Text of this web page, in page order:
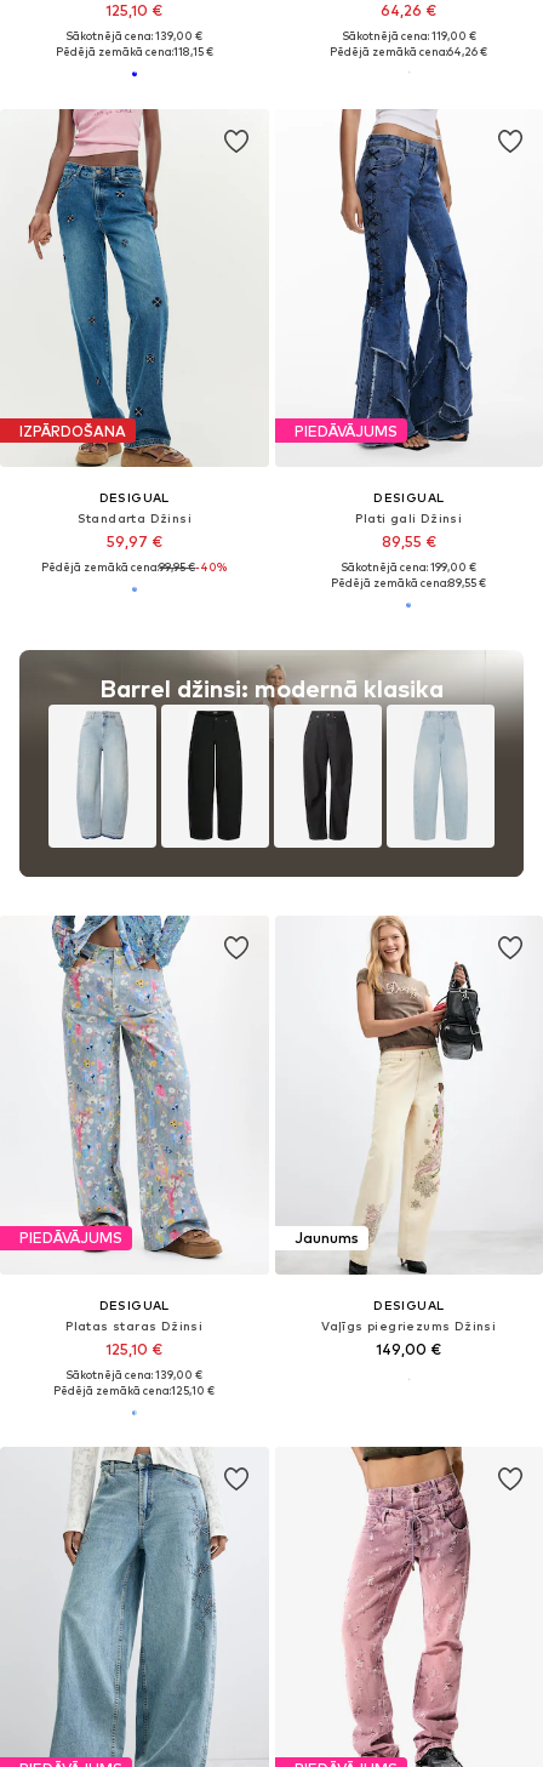
125,10 €
Sākotnējā cena: 139,00 €
Pēdējā zemākā cena:118,15 €
64,26 €
Sākotnējā cena: 119,00 €
Pēdējā zemākā cena:64,26 €
IZPĀRDOŠANA
DESIGUAL
Standarta Džinsi
59,97 €
Pēdējā zemākā cena:99,95 €-40%
Barrel džinsi: modernā klasika
PIEDĀVĀJUMS
DESIGUAL
Plati gali Džinsi
89,55 €
Sākotnējā cena: 199,00 €
Pēdējā zemākā cena:89,55 €
PIEDĀVĀJUMS
DESIGUAL
Platas staras Džinsi
125,10 €
Sākotnējā cena: 139,00 €
Pēdējā zemākā cena:125,10 €
Jaunums
DESIGUAL
Vaļīgs piegriezums Džinsi
149,00 €